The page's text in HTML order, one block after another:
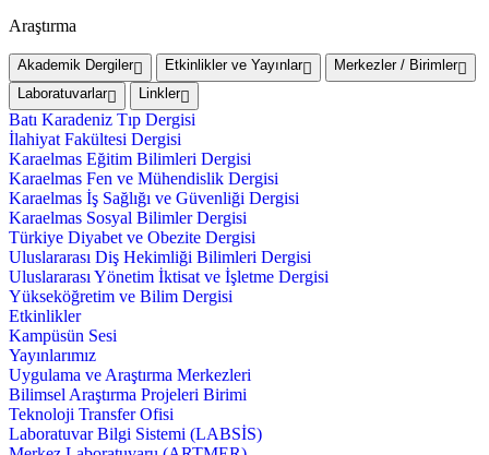
Araştırma
Akademik Dergiler Etkinlikler ve Yayınlar
Merkezler / Birimler
Laboratuvarlar
Linkler
Batı Karadeniz Tıp Dergisi
İlahiyat Fakültesi Dergisi
Karaelmas Eğitim Bilimleri Dergisi
Karaelmas Fen ve Mühendislik Dergisi
Karaelmas İş Sağlığı ve Güvenliği Dergisi
Karaelmas Sosyal Bilimler Dergisi
Türkiye Diyabet ve Obezite Dergisi
Uluslararası Diş Hekimliği Bilimleri Dergisi
Uluslararası Yönetim İktisat ve İşletme Dergisi
Yükseköğretim ve Bilim Dergisi
Etkinlikler
Kampüsün Sesi
Yayınlarımız
Uygulama ve Araştırma Merkezleri
Bilimsel Araştırma Projeleri Birimi
Teknoloji Transfer Ofisi
Laboratuvar Bilgi Sistemi (LABSİS)